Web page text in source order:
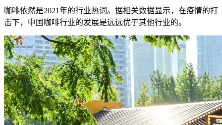
咖啡依然是2021年的行业热词。据相关数据显示，在疫情的打
击下，中国咖啡行业的发展是远远优于其他行业的。